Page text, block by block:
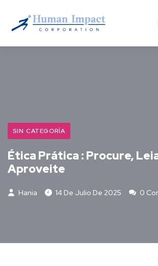
SIN CATEGORÍA
Ética Prática : Procure,
Aproveite
Hania 14 De Julio De 2025
0